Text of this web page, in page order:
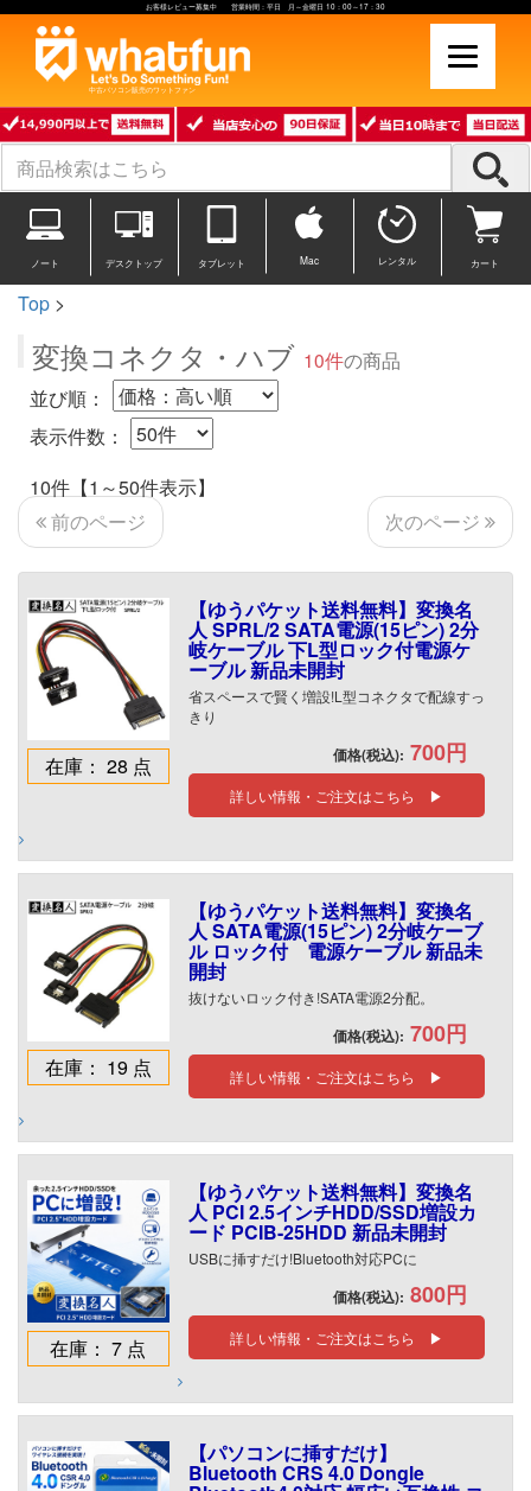
お客様レビュー募集中 営業時間：平日 月～金曜日 10：00～17：30
中古パソコン販売のワットファン
ノート デスクトップ タブレット Mac レンタル カート
Top >
変換コネクタ・ハブ 10件の商品
並び順：
表示件数：
10件【1～50件表示】
前のページ 次のページ
在庫： 28 点
【ゆうパケット送料無料】変換名
人 SPRL/2 SATA電源(15ピン) 2分
岐ケーブル 下L型ロック付電源ケ
ーブル 新品未開封
省スペースで賢く増設!L型コネクタで配線すっ
きり
価格(税込): 700円
詳しい情報・ご注文はこちら ▶
在庫： 19 点
【ゆうパケット送料無料】変換名
人 SATA電源(15ピン) 2分岐ケーブ
ル ロック付 電源ケーブル 新品未
開封
抜けないロック付き!SATA電源2分配。
価格(税込): 700円
詳しい情報・ご注文はこちら ▶
在庫： 7 点
【ゆうパケット送料無料】変換名
人 PCI 2.5インチHDD/SSD増設カ
ード PCIB-25HDD 新品未開封
USBに挿すだけ!Bluetooth対応PCに
価格(税込): 800円
詳しい情報・ご注文はこちら ▶
【パソコンに挿すだけ】
Bluetooth CRS 4.0 Dongle